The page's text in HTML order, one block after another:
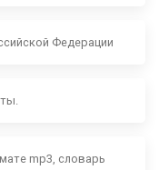
Федерации
mp3, словарь